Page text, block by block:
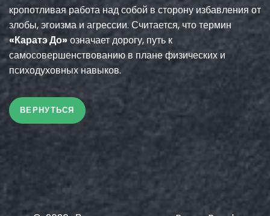
кропотливая работа над собой в сторону избавления от
злобы, эгоизма и агрессии. Считается, что термин
«Каратэ До»означает дорогу, путь к
самосовершенствованию в плане физических и
психодуховных навыков.
ВЕРНУТЬСЯ